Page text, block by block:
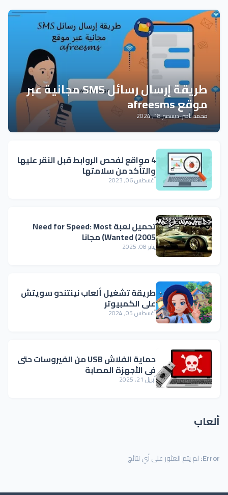
طريقة إرسال رسائل SMS مجانية عبر
موقع afreesms
محمد ناصر-ديسمبر 18, 2024
4 مواقع لفحص الروابط قبل النقر عليها
والتأكد من سلامتها
أغسطس 06, 2023
تحميل لعبة Need for Speed: Most
Wanted (2005) مجانا
يناير 08, 2025
طريقة تشغيل ألعاب نينتندو سويتش
على الكمبيوتر
أغسطس 05, 2024
حماية الفلاش USB من الفيروسات حتى
في الأجهزة المصابة
أبريل 21, 2025
ألعاب
Error: لم يتم العثور على أي نتائج